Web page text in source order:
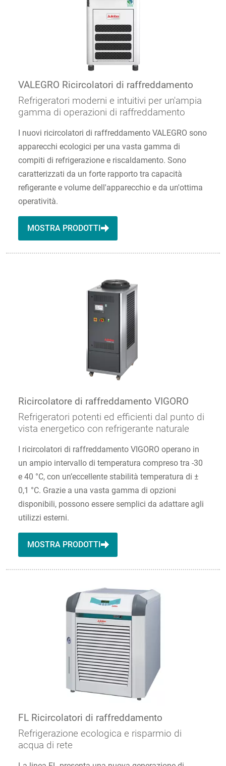
VALEGRO Ricircolatori di raffreddamento
Refrigeratori moderni e intuitivi per un'ampia
gamma di operazioni di raffreddamento
I nuovi ricircolatori di raffreddamento VALEGRO sono
apparecchi ecologici per una vasta gamma di
compiti di refrigerazione e riscaldamento. Sono
caratterizzati da un forte rapporto tra capacità
refigerante e volume dell'apparecchio e da un'ottima
operatività.
MOSTRA PRODOTTI
Ricircolatore di raffreddamento VIGORO
Refrigeratori potenti ed efficienti dal punto di
vista energetico con refrigerante naturale
I ricircolatori di raffreddamento VIGORO operano in
un ampio intervallo di temperatura compreso tra -30
e 40 °C, con un’eccellente stabilità temperatura di ±
0,1 °C. Grazie a una vasta gamma di opzioni
disponibili, possono essere semplici da adattare agli
utilizzi esterni.
MOSTRA PRODOTTI
FL Ricircolatori di raffreddamento
Refrigerazione ecologica e risparmio di
acqua di rete